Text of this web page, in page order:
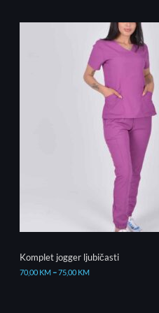
Komplet jogger ljubičasti
70,00 KM–75,00 KM